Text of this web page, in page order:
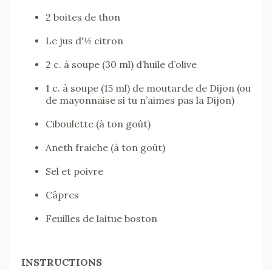
2 boites de thon
Le jus d'½ citron
2 c. à soupe (30 ml) d’huile d’olive
1 c. à soupe (15 ml) de moutarde de Dijon (ou
de mayonnaise si tu n’aimes pas la Dijon)
Ciboulette (à ton goût)
Aneth fraiche (à ton goût)
Sel et poivre
Câpres
Feuilles de laitue boston
INSTRUCTIONS